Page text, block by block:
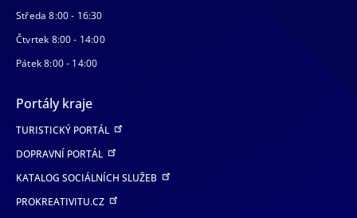
Středa 8:00 - 16:30
Čtvrtek 8:00 - 14:00
Pátek 8:00 - 14:00
Portály kraje
TURISTICKÝ PORTÁL
DOPRAVNÍ PORTÁL
KATALOG SOCIÁLNÍCH SLUŽEB
PROKREATIVITU.CZ